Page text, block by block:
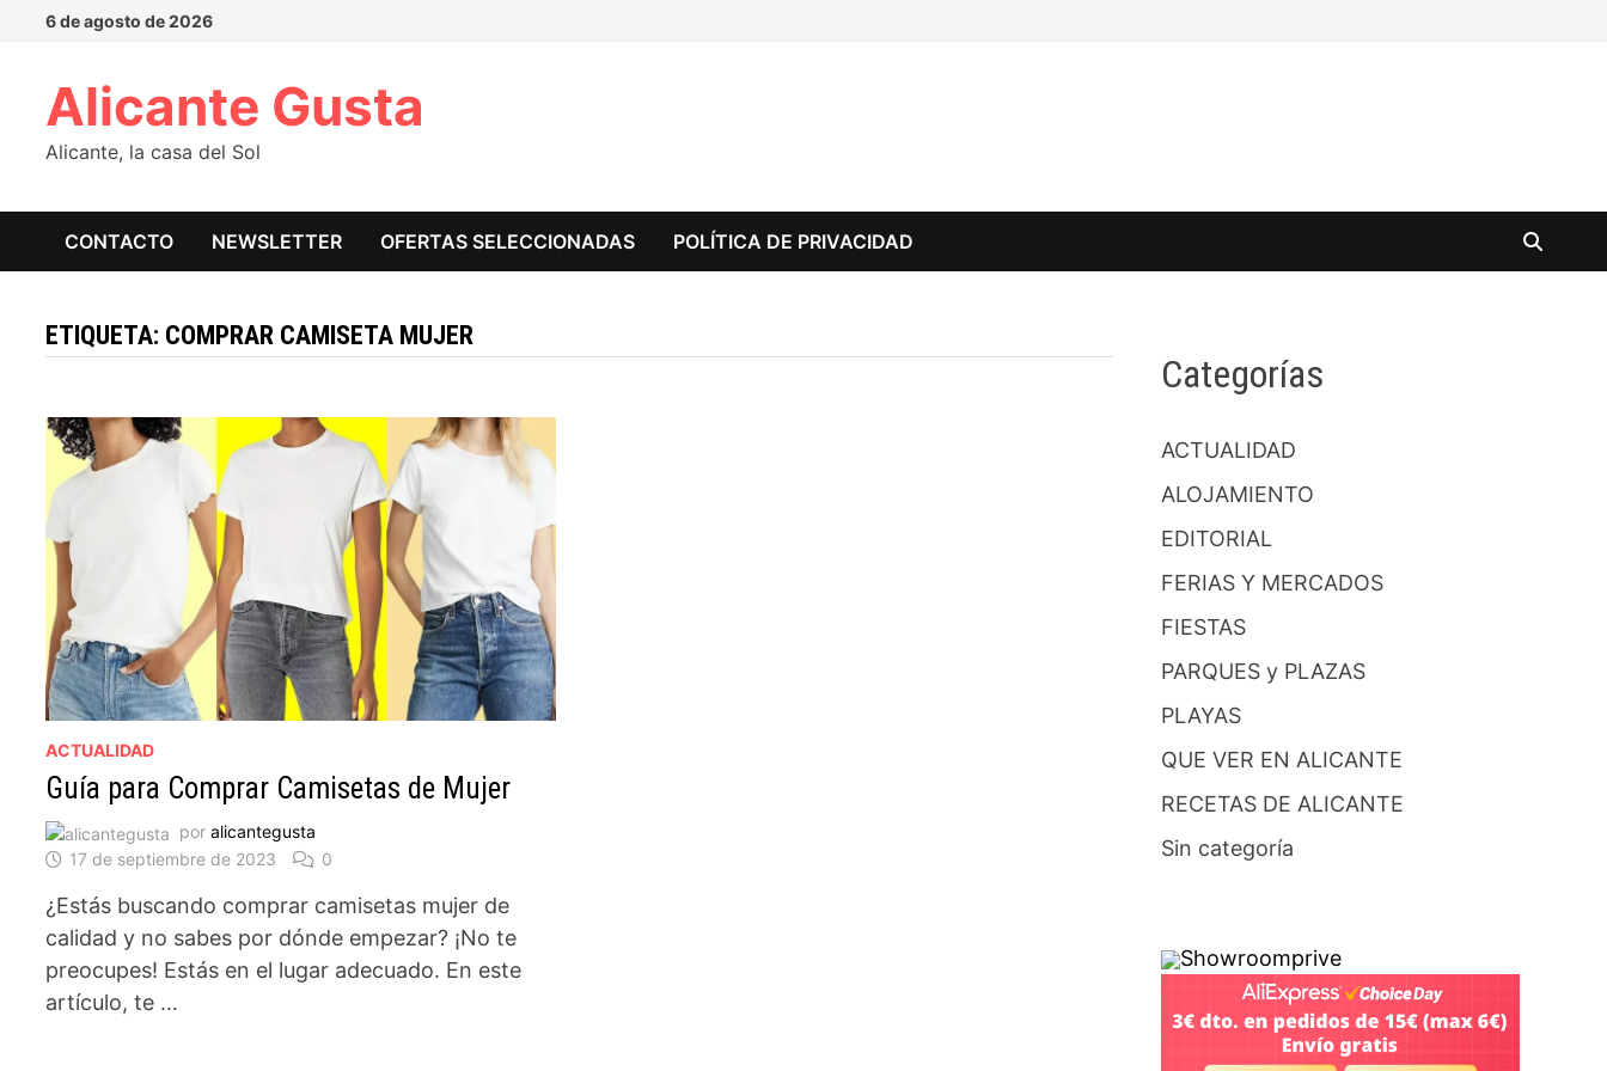
Saltar6 de agosto de 2026
Alicante Gusta
Alicante, la casa del Sol
CONTACTO NEWSLETTER OFERTAS SELECCIONADAS POLÍTICA DE PRIVACIDAD
ETIQUETA: COMPRAR CAMISETA MUJER
ACTUALIDAD
Guía para Comprar Camisetas de Mujer
poralicantegusta
17 de septiembre de 2023
0
¿Estás buscando comprar camisetas mujer de
calidad y no sabes por dónde empezar? ¡No te
preocupes! Estás en el lugar adecuado. En este
artículo, te …
Categorías
ACTUALIDAD
ALOJAMIENTO
EDITORIAL
FERIAS Y MERCADOS
FIESTAS
PARQUES y PLAZAS
PLAYAS
QUE VER EN ALICANTE
RECETAS DE ALICANTE
Sin categoría
Showroomprive